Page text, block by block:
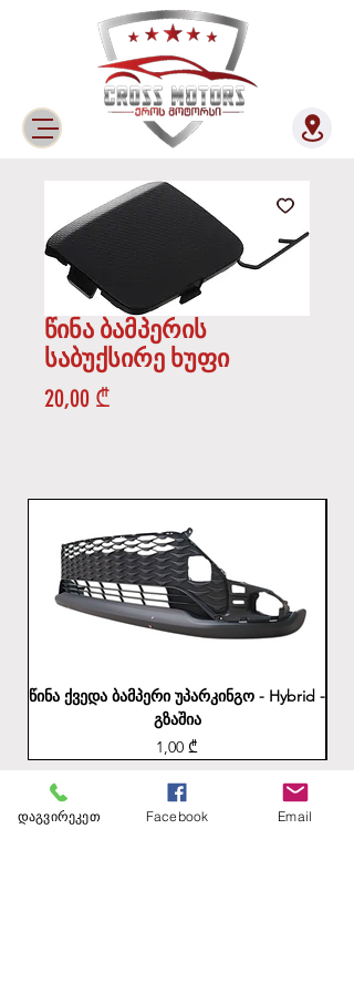
წინა ბამპერის
საბუქსირე ხუფი
20,00 ₾
წინა ქვედა ბამპერი უპარკინგო - Hybrid -
გზაშია
Price
1,00 ₾
დაგვირეკეთ Facebook Email